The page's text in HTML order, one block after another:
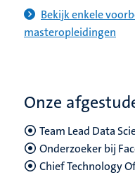
Bekijk enkele
masteropleidingen
Onze
Team Lead Data
Onderzoeker bij
Chief Technology